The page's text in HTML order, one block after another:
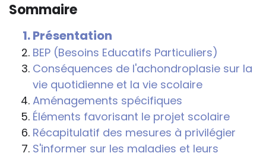
conséquences de la maladie ou du
handicap sur les apprentissages, cela ne
passe pas forcément pas l’exposé du
diagnostic en tant que tel.
Cette information doit être adaptée par
chacun, dans le respect de l’individu en
particulier, enfant et adulte, et prendre en
compte la variabilité d’une même
Sommaire
Présentation
BEP (Besoins Educatifs Particuliers)
Conséquences de l'achondroplasie sur la
vie quotidienne et la vie scolaire
Aménagements spécifiques
Éléments favorisant le projet scolaire
Récapitulatif des mesures à privilégier
S'informer sur les maladies et leurs